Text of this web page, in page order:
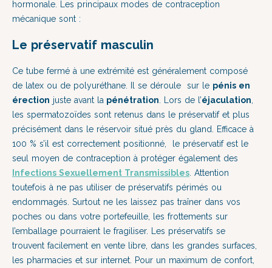
hormonale. Les principaux modes de contraception
mécanique sont :
Le préservatif masculin
Ce tube fermé à une extrémité est généralement composé
de latex ou de polyuréthane. Il se déroule sur le pénis en
érection juste avant la pénétration . Lors de l’éjaculation
les spermatozoïdes sont retenus dans le préservatif et plus
précisément dans le réservoir situé près du gland. Efficace à
100 % s’il est correctement positionné, le préservatif est le
seul moyen de contraception à protéger également des
nfections Sexuellement Transmissibles . Attention
toutefois à ne pas utiliser de préservatifs périmés ou
endommagés. Surtout ne les laissez pas traîner dans vos
poches ou dans votre portefeuille, les frottements sur
l’emballage pourraient le fragiliser. Les préservatifs se
trouvent facilement en vente libre, dans les grandes surfaces,
les pharmacies et sur internet. Pour un maximum de confort,